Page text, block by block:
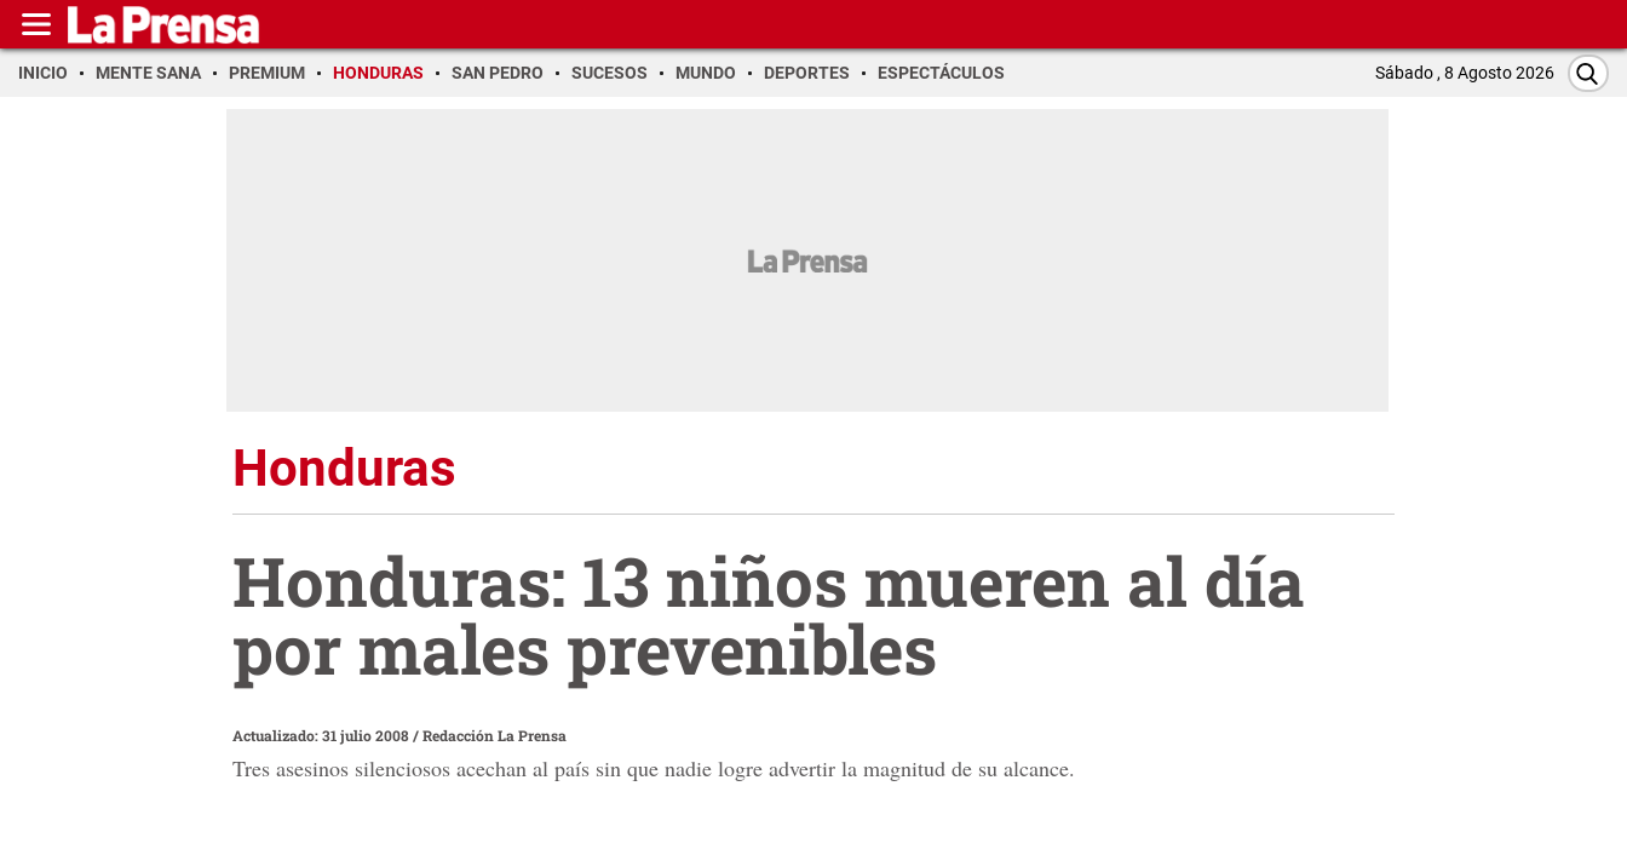
INICIO MENTE SANA PREMIUM HONDURAS SAN PEDRO SUCESOS MUNDO DEPORTES ESPECTÁCULOS Sábado , 8 Agosto 2026
Honduras
Honduras: 13 niños mueren al día
por males prevenibles
Actualizado: 31 julio 2008/Redacción La Prensa
Tres asesinos silenciosos acechan al país sin que nadie logre advertir la magnitud de su alcance.